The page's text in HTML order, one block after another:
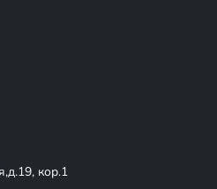
кор.1